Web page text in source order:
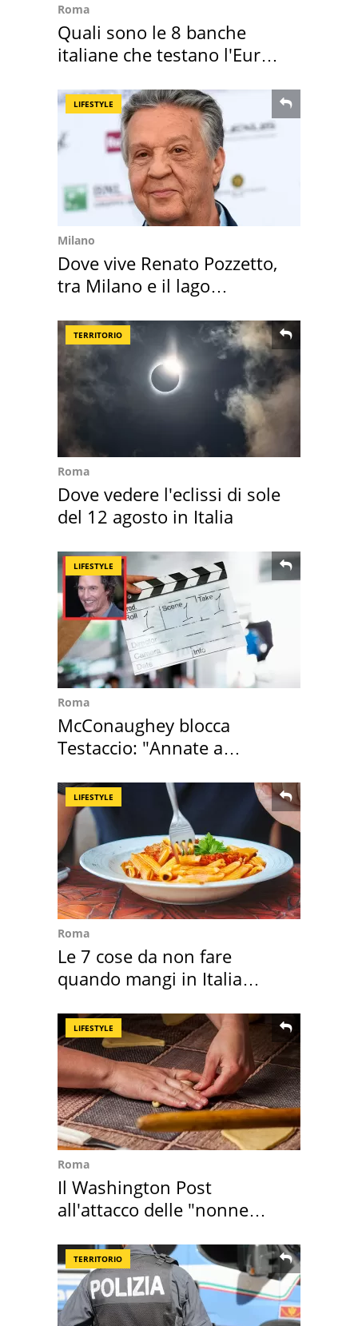
Roma
Quali sono le 8 banche
italiane che testano l'Euro
LIFESTYLE
Milano
Dove vive Renato Pozzetto,
tra Milano e il lago
TERRITORIO
Roma
Dove vedere l'eclissi di sole
del 12 agosto in Italia
LIFESTYLE
Roma
McConaughey blocca
Testaccio: "Annate a
LIFESTYLE
Roma
Le 7 cose da non fare
quando mangi in Italia
LIFESTYLE
Roma
Il Washington Post
all'attacco delle "nonne
TERRITORIO